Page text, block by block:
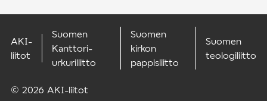
© 2026 AKI-liitot
AKI-
liitot
Suomen
Kanttori-
urkuriliitto
Suomen
kirkon
pappisliitto
Suomen
teologiliitto